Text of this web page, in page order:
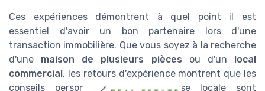
Ces expériences démontrent à quel point il est
essentiel d'avoir un bon partenaire lors d'une
transaction immobilière. Que vous soyez à la recherche
d'une maison de plusieurs pièces ou d'un local
commercial, les retours d'expérience montrent que les
conseils personnalisés et l'expertise locale sont